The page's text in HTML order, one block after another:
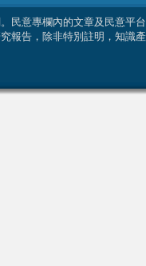
民意專欄內的文章及民意平
報告，除非特別註明，知識